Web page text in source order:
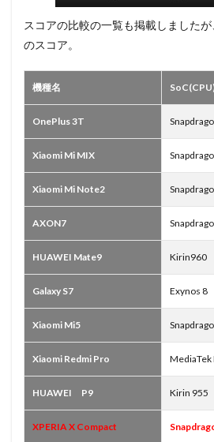
スコアの比較の一覧も掲載しました
のスコア。
機種名
OnePlus 3T
Xiaomi Mi MIX
Xiaomi Mi Note2
AXON7
HUAWEI Mate9 Kirin960
Galaxy S7 Exynos 8
Xiaomi Mi5
Xiaomi Redmi Pro MediaTek
HUAWEI P9 Kirin 955
XPERIA X Compact